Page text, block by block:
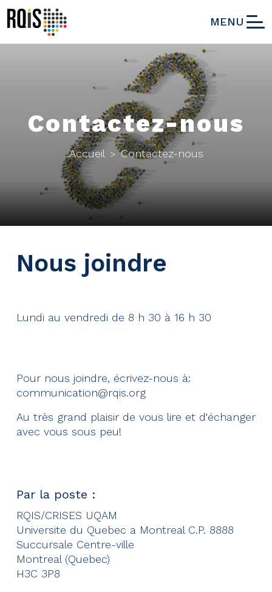
MENU
Contactez-nous
Accueil > Contactez-nous
Nous joindre
Lundi au vendredi de 8 h 30 à 16 h 30
Pour nous joindre, écrivez-nous à:
communication@rqis.org
Au très grand plaisir de vous lire et d'échanger
avec vous sous peu!
Par la poste :
RQIS/CRISES UQAM
Universite du Quebec a Montreal C.P. 8888
Succursale Centre-ville
Montreal (Quebec)
H3C 3P8